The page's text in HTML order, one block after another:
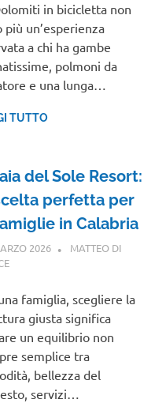
in bicicletta non
più un’esperienza
a chi ha gambe
polmoni da
e una lunga…
TUTTO
del Sole Resort:
perfetta per
in Calabria
2026
MATTEO DI
CALABRIA
famiglia, scegliere la
giusta significa
un equilibrio non
semplice tra
bellezza del
servizi…